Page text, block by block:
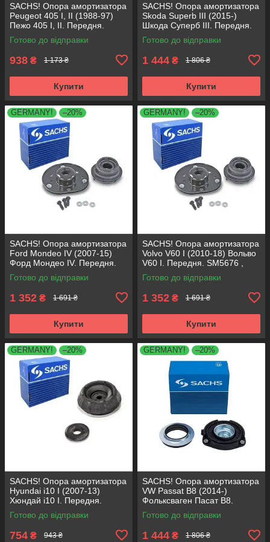
SACHS! Опора амортизатора
Peugeot 405 I, II (1988-97)
Пежо 405 I, II. Передня.
SM1553 , 803023 , KB659.36 ,
VKDA35336
Готово до відправки
938 ₴ 1 173 ₴
Купити
SACHS! Опора амортизатора
Skoda Superb III (2015-)
Шкода Суперб III. Передня.
803024 , KB657.27 ,
VKDA35167
Готово до відправки
1 444 ₴ 1 806 ₴
Купити
GERMANY! –20%
SACHS! Опора амортизатора
Ford Mondeo IV (2007-15)
Форд Мондео IV. Передня.
SM5676 , 803053 , KB652.30
Готово до відправки
1 352 ₴ 1 691 ₴
Купити
GERMANY! –20%
SACHS! Опора амортизатора
Volvo V60 I (2010-18) Вольво
V60 I. Передня. SM5676 ,
803053 , KB652.30
Готово до відправки
1 352 ₴ 1 691 ₴
Купити
GERMANY! –20%
SACHS! Опора амортизатора
Hyundai i10 I (2007-13)
Хюндай i10 I. Передня.
SM5818 , 801063 , KB689.27 ,
VKDA88511
Готово до відправки
754 ₴ 943 ₴
GERMANY! –20%
SACHS! Опора амортизатора
VW Passat B8 (2014-)
Фольксваген Пасат B8.
Передня. 803024 , KB657.27 ,
VKDA35167
Готово до відправки
1 444 ₴ 1 806 ₴